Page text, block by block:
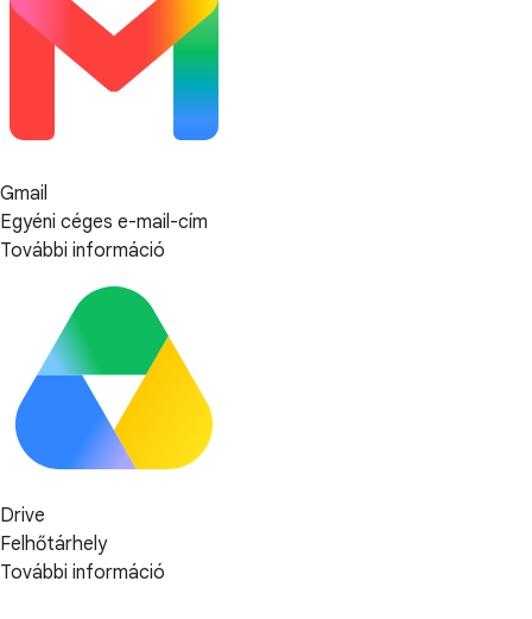
Gmail
Egyéni céges e-mail-cím
További információ
Drive
Felhőtárhely
További információ